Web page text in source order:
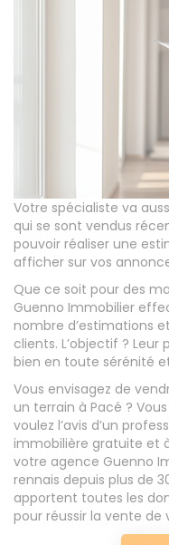
Votre spécialiste va
qui se sont vendus
pouvoir réaliser une
afficher sur vos
Que ce soit pour des
Guenno Immobilier
nombre d’estimations
clients. L’objectif ?
bien en toute sérénité
Vous envisagez de
un terrain à Pacé ?
voulez l’avis d’un
immobilière gratuite et
votre agence Guenno
rennais depuis plus de
apportent toutes les
pour réussir la vente